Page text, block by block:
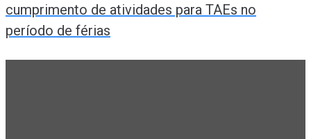
cumprimento de atividades para TAEs no
período de férias